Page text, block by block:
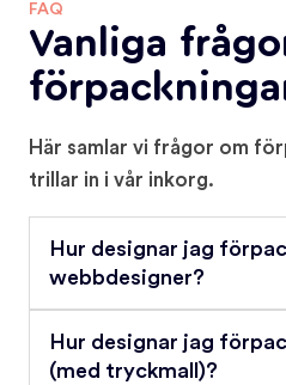
FAQ
Vanliga
Här samlar vi frågor om
trillar in i vår inkorg.
Hur designar jag
webbdesigner?
Hur designar jag
(med tryckmall)?